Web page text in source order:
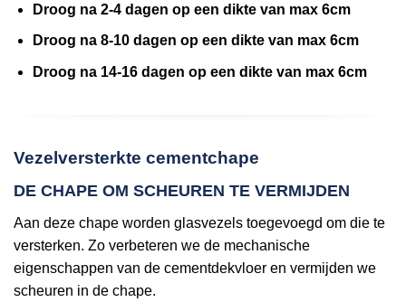
Droog na 2-4 dagen op een dikte van max 6cm
Droog na 8-10 dagen op een dikte van max 6cm
Droog na 14-16 dagen op een dikte van max 6cm
Vezelversterkte cementchape
DE CHAPE OM SCHEUREN TE VERMIJDEN
Aan deze chape worden glasvezels toegevoegd om die te
versterken. Zo verbeteren we de mechanische
eigenschappen van de cementdekvloer en vermijden we
scheuren in de chape.